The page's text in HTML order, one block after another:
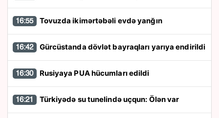
16:55 Tovuzda ikimərtəbəli evdə yanğın
16:42 Gürcüstanda dövlət bayraqları yarıya endirildi
16:30 Rusiyaya PUA hücumları edildi
16:21 Türkiyədə su tunelində uçqun: Ölən var